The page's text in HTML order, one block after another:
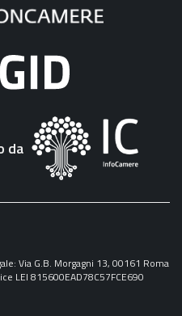
da
Via G.B. Morgagni 13, 00161 Roma
LEI 815600EAD78C57FCE690